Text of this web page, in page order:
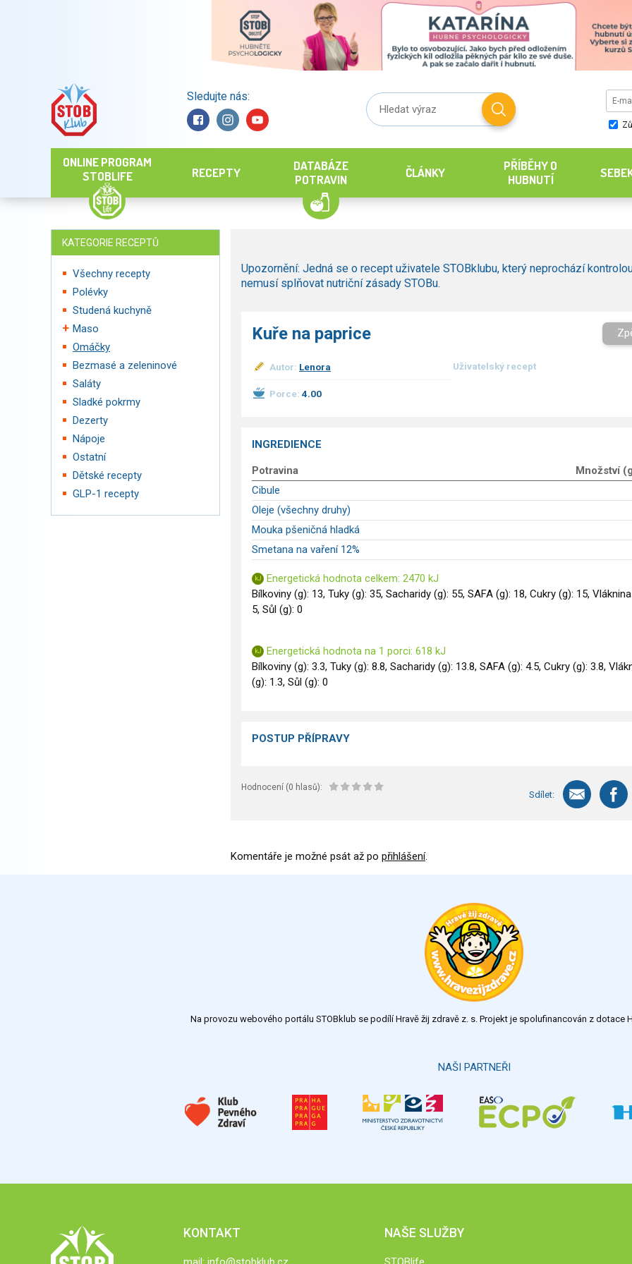
Sledujte nás:
ONLINE PROGRAM
STOBLIFE
RECEPTY
DATABÁZE
POTRAVIN
ČLÁNKY
PŘÍBĚHY O
HUBNUTÍ
KATEGORIE RECEPTŮ
Všechny recepty
Polévky
Studená kuchyně
Maso
Omáčky
Bezmasé a zeleninové
Saláty
Sladké pokrmy
Dezerty
Nápoje
Ostatní
Dětské recepty
GLP-1 recepty
Upozornění: Jedná se o recept uživatele STOBklubu, který neprochází
nemusí splňovat nutriční zásady STOBu.
Kuře na paprice
Autor: Lenora Uživatelský recept
Porce: 4.00
INGREDIENCE
Potravina
Množství
Cibule
Oleje (všechny druhy)
Mouka pšeničná hladká
Smetana na vaření 12%
Energetická hodnota celkem: 2470 kJ
Bílkoviny (g): 13, Tuky (g): 35, Sacharidy (g): 55, SAFA (g): 18, Cukry (g): 15,
5, Sůl (g): 0
Energetická hodnota na 1 porci: 618 kJ
Bílkoviny (g): 3.3, Tuky (g): 8.8, Sacharidy (g): 13.8, SAFA (g): 4.5, Cukry (g): 3.8,
(g): 1.3, Sůl (g): 0
POSTUP PŘÍPRAVY
Hodnocení (0 hlasů):
Sdílet:
Komentáře je možné psát až po přihlášení.
Na provozu webového portálu STOBklub se podílí Hravě žij zdravě z. s. Projekt je spolufinancován z dotace
NAŠI PARTNEŘI
KONTAKT NAŠE SLUŽBY